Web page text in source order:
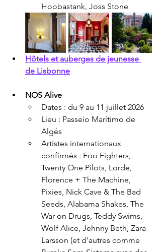
Hoobastank, Joss Stone
Hôtels et auberges de jeunesse
de Lisbonne
NOS Alive
Dates : du 9 au 11 juillet 2026
Lieu : Passeio Marítimo de
Algés
Artistes internationaux
confirmés : Foo Fighters,
Twenty One Pilots, Lorde,
Florence + The Machine,
Pixies, Nick Cave & The Bad
Seeds, Alabama Shakes, The
War on Drugs, Teddy Swims,
Wolf Alice, Jehnny Beth, Zara
Larsson (et d’autres comme